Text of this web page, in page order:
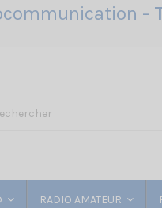
-
RADIO AMATEUR